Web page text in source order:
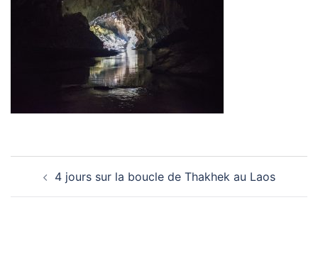
d’article4 jours sur la boucle de Thakhek au Laos